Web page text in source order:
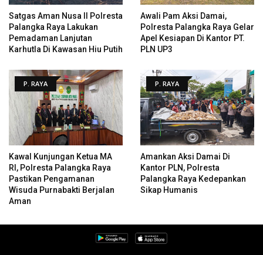
Satgas Aman Nusa II Polresta
Palangka Raya Lakukan
Pemadaman Lanjutan
Karhutla Di Kawasan Hiu Putih
Awali Pam Aksi Damai,
Polresta Palangka Raya Gelar
Apel Kesiapan Di Kantor PT.
PLN UP3
P. RAYA
Kawal Kunjungan Ketua MA
RI, Polresta Palangka Raya
Pastikan Pengamanan
Wisuda Purnabakti Berjalan
Aman
P. RAYA
Amankan Aksi Damai Di
Kantor PLN, Polresta
Palangka Raya Kedepankan
Sikap Humanis